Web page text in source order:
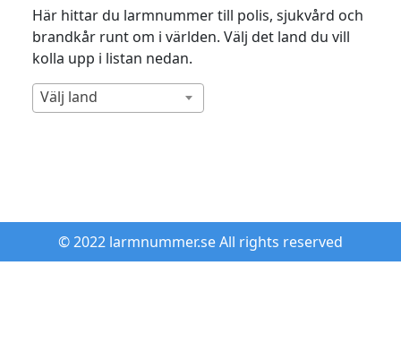
Här hittar du larmnummer till polis, sjukvård och
brandkår runt om i världen. Välj det land du vill
kolla upp i listan nedan.
Välj land
© 2022 larmnummer.se All rights reserved